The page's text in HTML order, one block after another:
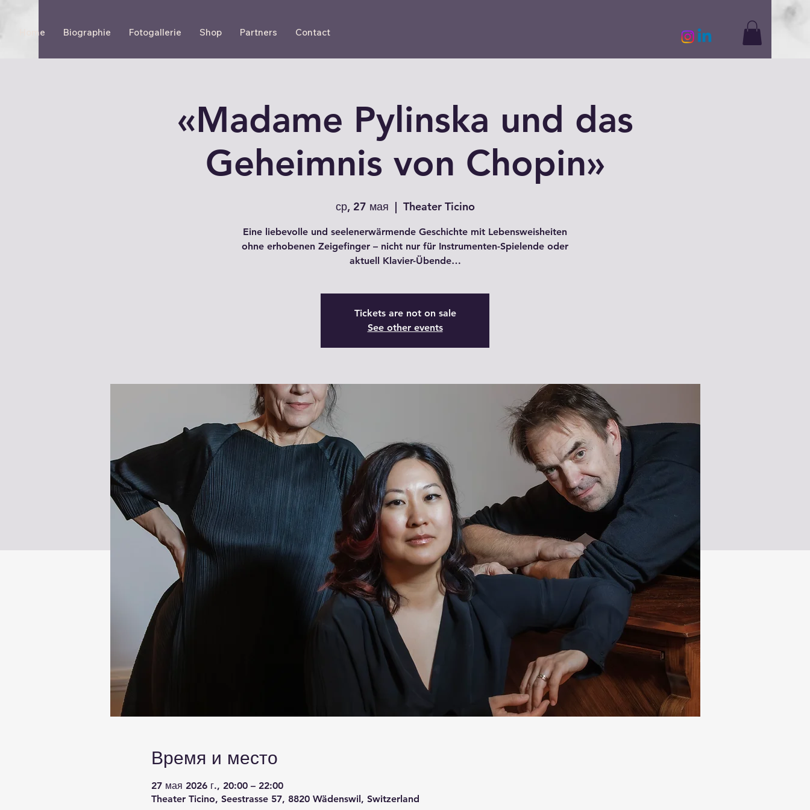
Home Biographie Fotogallerie Shop Partners Contact
«Madame Pylinska und das
Geheimnis von Chopin»
ср, 27 мая
  |
Theater Ticino
Eine liebevolle und seelenerwärmende Geschichte mit Lebensweisheiten
ohne erhobenen Zeigefinger – nicht nur für Instrumenten-Spielende oder
aktuell Klavier-Übende…
Tickets are not on sale
See other events
Время и место
27 мая 2026 г., 20:00 – 22:00
Theater Ticino, Seestrasse 57, 8820 Wädenswil, Switzerland